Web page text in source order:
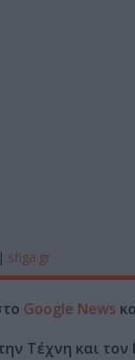
sfiga.gr
Google News
Τέχνη και τον